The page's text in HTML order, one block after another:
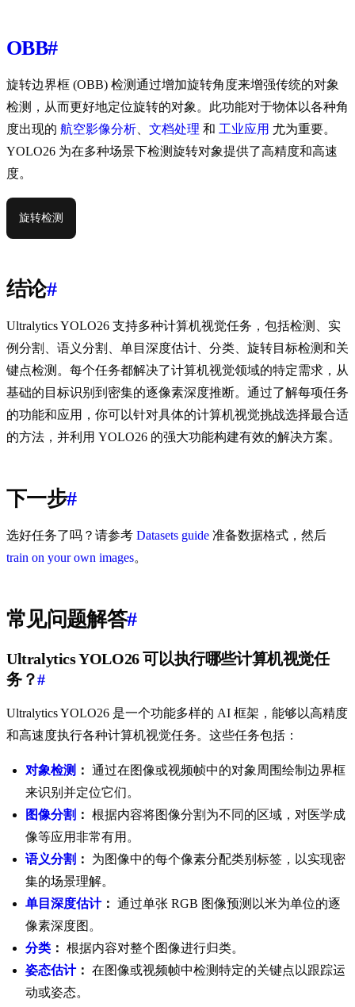
OBB#
旋转边界框 (OBB) 检测通过增加旋转角度来增强传统的对象
检测，从而更好地定位旋转的对象。此功能对于物体以各种角
度出现的 航空影像分析 文档处理 和 工业应用 尤为重要。
YOLO26 为在多种场景下检测旋转对象提供了高精度和高速
度。
旋转检测
结论#
Ultralytics YOLO26 支持多种计算机视觉任务，包括检测、实
例分割、语义分割、单目深度估计、分类、旋转目标检测和关
键点检测。每个任务都解决了计算机视觉领域的特定需求，从
基础的目标识别到密集的逐像素深度推断。通过了解每项任务
的功能和应用，你可以针对具体的计算机视觉挑战选择最合适
的方法，并利用 YOLO26 的强大功能构建有效的解决方案。
下一步#
选好任务了吗？请参考 Datasets guide 准备数据格式，然后
train on your own images。
常见问题解答#
Ultralytics YOLO26 可以执行哪些计算机视觉任
务？#
Ultralytics YOLO26 是一个功能多样的 AI 框架，能够以高精度
和高速度执行各种计算机视觉任务。这些任务包括：
对象检测 ： 通过在图像或视频帧中的对象周围绘制边界框
来识别并定位它们。
图像分割 ： 根据内容将图像分割为不同的区域，对医学成
像等应用非常有用。
语义分割 ：
为图像中的每个像素分配类别标签，以实现密
集的场景理解。
单目深度估计： 通过单张 RGB 图像预测以米为单位的逐
像素深度图。
分类 ： 根据内容对整个图像进行归类。
姿态估计： 在图像或视频帧中检测特定的关键点以跟踪运
动或姿态。